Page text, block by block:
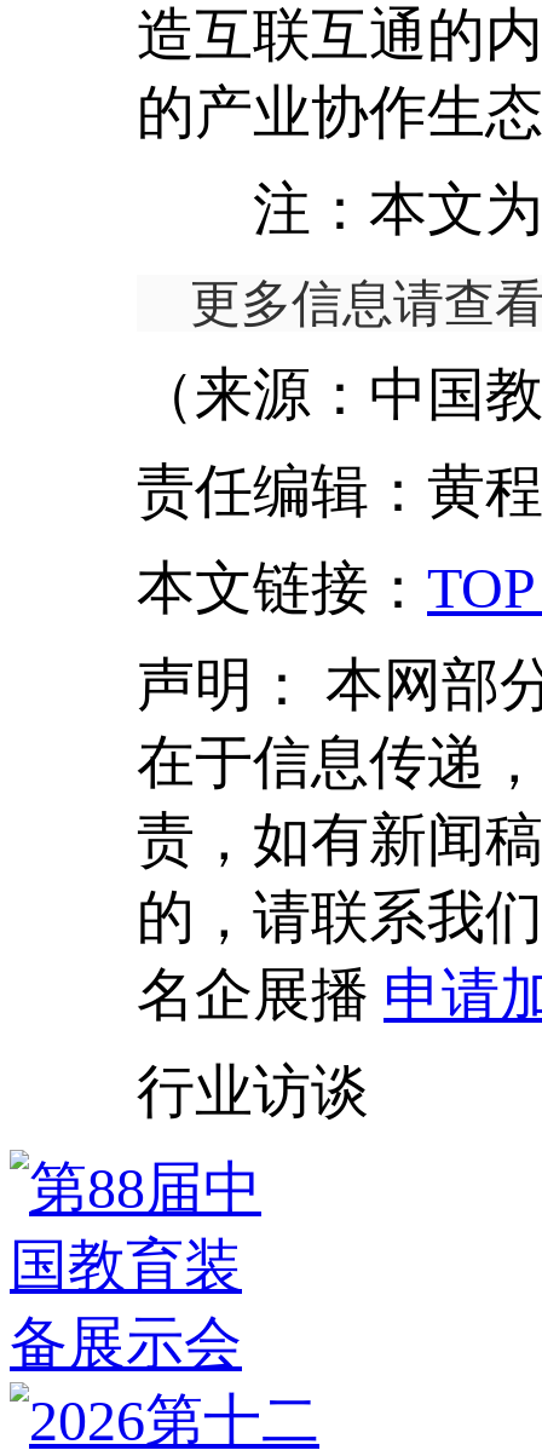
造互联互通的
的产业协作生
注：本文为
更多信息请查
（来源：中国
责任编辑：黄
本文链接 ：
声明： 本网部
在于信息传递
责，如有新闻
的，请联系我
名企展播 申请
行业访谈